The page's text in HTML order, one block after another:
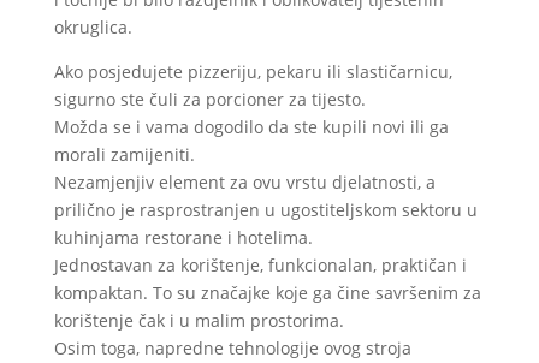
okruglica.
Ako posjedujete pizzeriju, pekaru ili slastičarnicu,
sigurno ste čuli za porcioner za tijesto.
Možda se i vama dogodilo da ste kupili novi ili ga
morali zamijeniti.
Nezamjenjiv element za ovu vrstu djelatnosti, a
prilično je rasprostranjen u ugostiteljskom sektoru u
kuhinjama restorane i hotelima.
Jednostavan za korištenje, funkcionalan, praktičan i
kompaktan. To su značajke koje ga čine savršenim za
korištenje čak i u malim prostorima.
Osim toga, napredne tehnologije ovog stroja